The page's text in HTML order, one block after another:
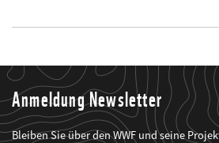
Anmeldung Newsletter
Bleiben Sie über den WWF und seine